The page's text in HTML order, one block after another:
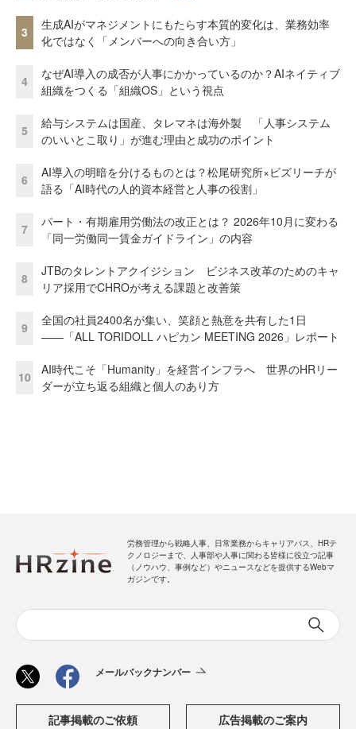
3
生成AIがマネジメントにもたらす本質的変化は、業務効率
化ではなく「メンバーへの向き合い方」
4
なぜAI導入の成否が人事にかかっているのか？AIネイティブ
組織をつくる「組織OS」という視点
5
給与システムは国産、タレマネは海外製 「人事システム
のいいとこ取り」が進む理由と成功のポイント
6
AI導入の明暗を分けるものとは？松尾研究所×ビズリーチが
語る「AI時代の人的資本経営と人事の役割」
7
パート・有期雇用労働法の改正とは？ 2026年10月に変わる
「同一労働同一賃金ガイドライン」の内容
8
JTBのタレントアクイジション ビジネス改革のためのキャ
リア採用でCHROが考える課題と改善策
9
全国の社員2400名が集い、笑顔と熱意を共有した1日
――「ALL TORIDOLL ハピカン MEETING 2026」レポート
10
AI時代こそ「Humanity」を経営インフラへ 世界のHRリー
ダーが立ち返る組織と個人のあり方
労務管理から戦略人事、日常業務からキャリアパス、HRテ
クノロジーまで、人事部や人事に関わる皆様に役立つ記事
（ノウハウ、事例など）やニュースなどを提供するWebマ
ガジンです。
メールバックナンバー
記事掲載のご依頼 広告掲載のご案内